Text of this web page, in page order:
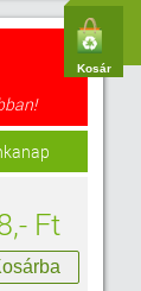
Kosár
Ft